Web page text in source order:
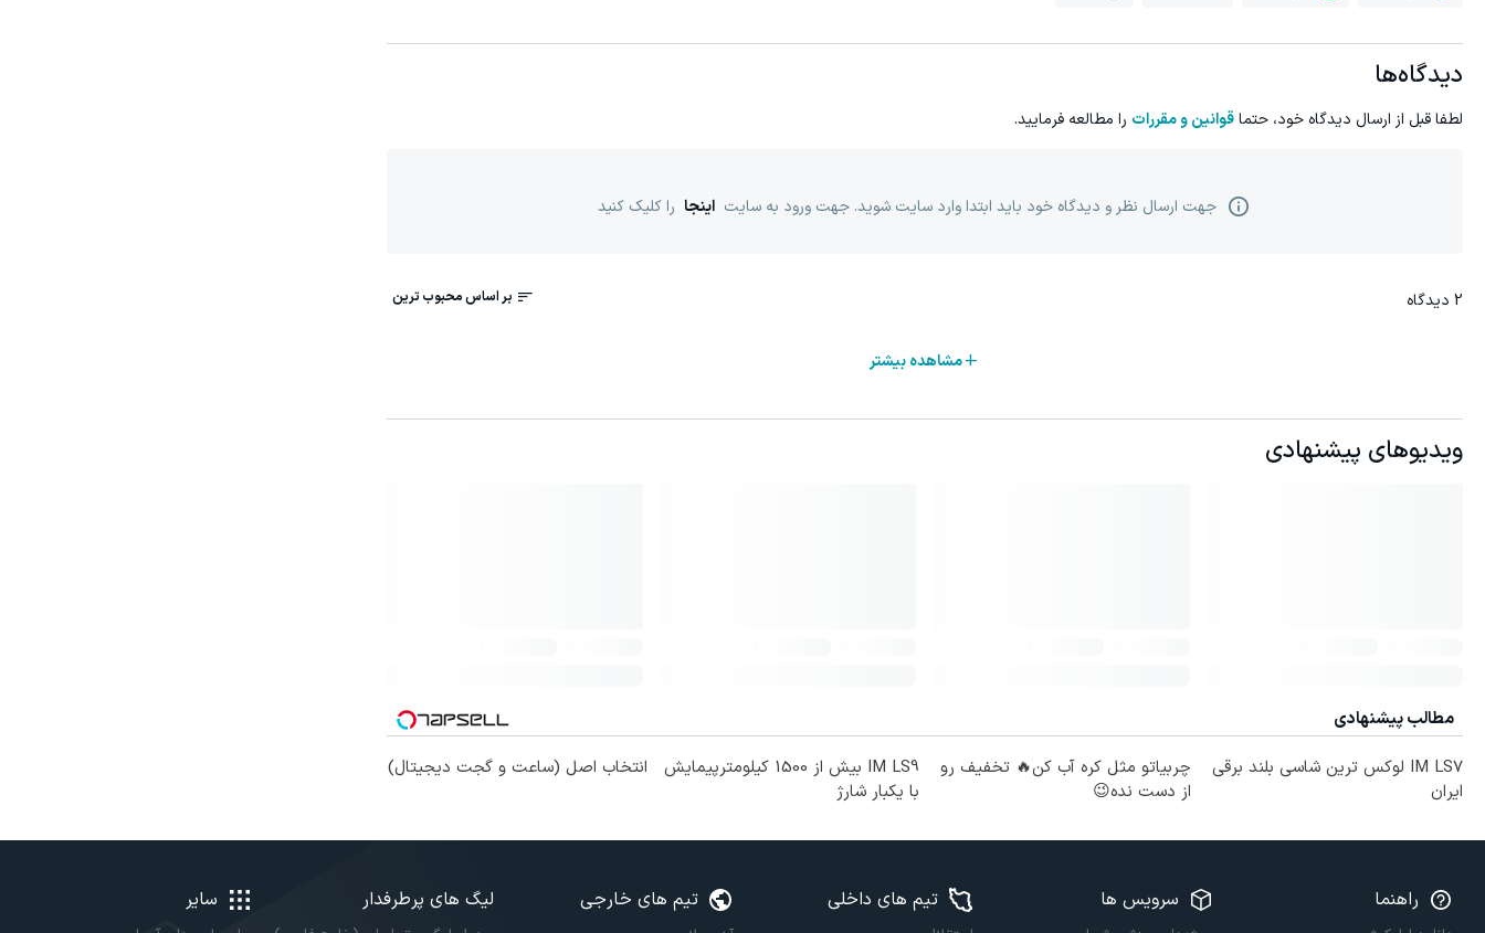
دیدگاه‌ها
لطفا قبل از ارسال دیدگاه خود، حتماقوانین و مقررات را مطالعه فرمایید.
جهت ارسال نظر و دیدگاه خود باید ابتدا وارد سایت شوید. جهت ورود به سایت اینجا را کلیک کنید
2 دیدگاه
مشاهده بیشتر
ویدیوهای پیشنهادی
مطالب پیشنهادی
IM LS7 لوکس ترین شاسی بلند برقی
ایران
چربیاتو مثل کره آب کن🔥 تخفیف رو
از دست نده😉
IM LS9 بیش از 1500 کیلومترپیمایش
با یکبار شارژ
انتخاب اصل (ساعت و گجت دیجیتال)
راهنما سرویس ها تیم های داخلی تیم های خارجی لیگ های پرطرفدار سایر